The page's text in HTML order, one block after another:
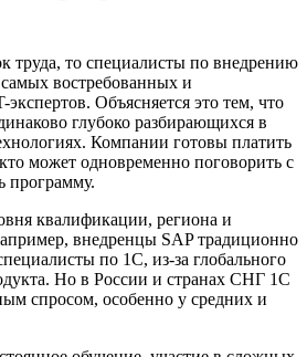
труда, то специалисты по внедрению
востребованных и
Объясняется это тем, что
глубоко разбирающихся в
Компании готовы платить
может одновременно поговорить с
программу.
квалификации, региона и
внедренцы SAP традиционно
по 1С, из-за глобального
Но в России и странах СНГ 1С
спросом, особенно у средних и